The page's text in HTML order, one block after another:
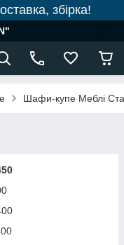
збірка!
Шафи-купе Меблі